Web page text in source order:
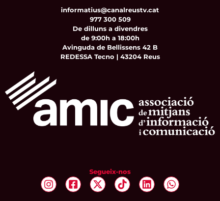
informatius@canalreustv.cat
977 300 509
De dilluns a divendres
de 9:00h a 18:00h
Avinguda de Bellissens 42 B
REDESSA Tecno | 43204 Reus
Segueix-nos